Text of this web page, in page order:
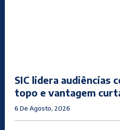
SIC lidera audiências
topo e vantagem
6 De Agosto, 2026